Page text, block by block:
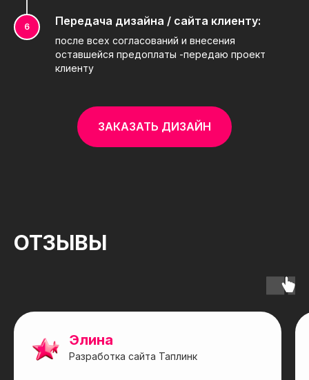
Передача дизайна / сайта клиенту:
после всех согласований и внесения
оставшейся предоплаты -передаю проект
клиенту
ЗАКАЗАТЬ ДИЗАЙН
ОТЗЫВЫ
Элина
Разработка сайта Таплинк